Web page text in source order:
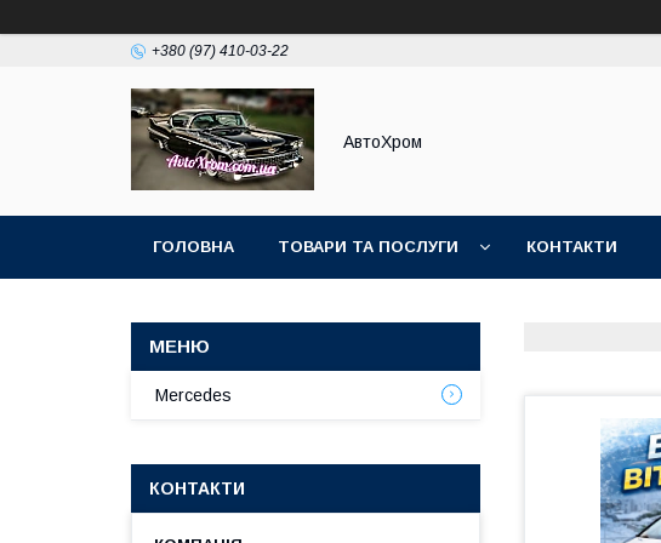
+380 (97) 410-03-22
АвтоХром
ГОЛОВНА ТОВАРИ ТА ПОСЛУГИ КОНТАКТИ
Mercedes
КОНТАКТИ